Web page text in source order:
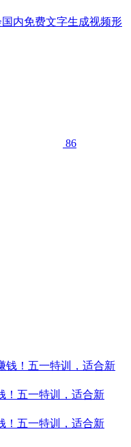
内免费文字生成视频形
86
！五一特训，适合新
！五一特训，适合新